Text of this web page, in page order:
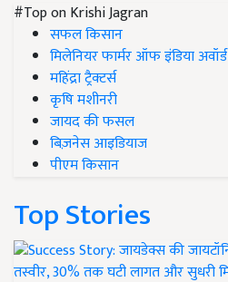
#Top on Krishi Jagran
सफल किसान
मिलेनियर फार्मर ऑफ इंडिया अवॉर्ड
महिंद्रा ट्रैक्टर्स
कृषि मशीनरी
जायद की फसल
बिज़नेस आइडियाज
पीएम किसान
Top Stories